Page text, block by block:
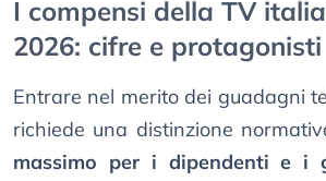
I compensi della TV
2026: cifre e protagonisti
Entrare nel merito dei guadagni
richiede una distinzione
massimo per i dipendenti e i